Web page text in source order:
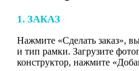
1. ЗАКАЗ
Нажмите «Сделать заказ»,
и тип рамки. Загрузите
конструктор, нажмите